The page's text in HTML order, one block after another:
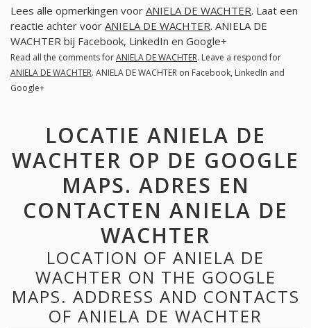
Lees alle opmerkingen voor ANIELA DE WACHTER. Laat een
reactie achter voor ANIELA DE WACHTER. ANIELA DE
WACHTER bij Facebook, LinkedIn en Google+
Read all the comments forANIELA DE WACHTER. Leave a respond for
ANIELA DE WACHTER. ANIELA DE WACHTER on Facebook, LinkedIn and
Google+
LOCATIE ANIELA DE
WACHTER OP DE GOOGLE
MAPS. ADRES EN
CONTACTEN ANIELA DE
WACHTER
LOCATION OF ANIELA DE
WACHTER ON THE GOOGLE
MAPS. ADDRESS AND CONTACTS
OF ANIELA DE WACHTER